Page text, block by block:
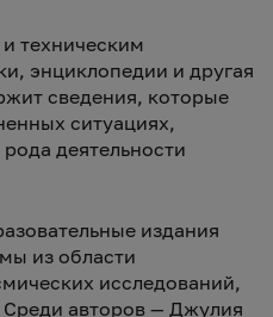
техническим
энциклопедии и другая
сведения, которые
ситуациях,
деятельности
издания
из области
исследований,
авторов — Джулия